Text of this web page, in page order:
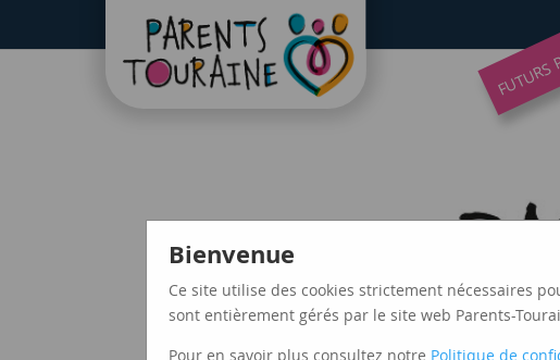
Bienvenue
Ce site utilise des cookies strictement nécessaires
sont entièrement gérés par le site web Parents-
Pour en savoir plus consultez notre Politique de